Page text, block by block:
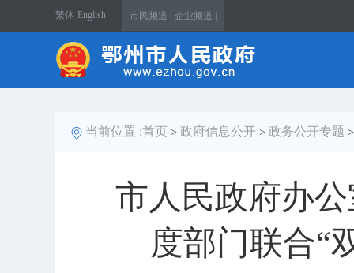
繁体 English 市民频道 | 企业频道 |
当前位置 :首页 > 政府信息公开 > 政务公开专题
市人民政府办
度部门联合“